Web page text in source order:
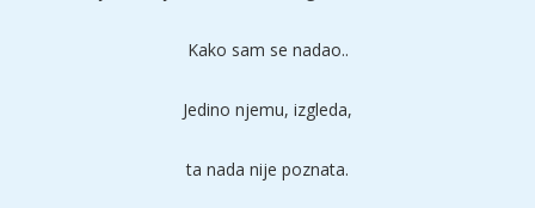
Kako sam se nadao..
Jedino njemu, izgleda,
ta nada nije poznata.